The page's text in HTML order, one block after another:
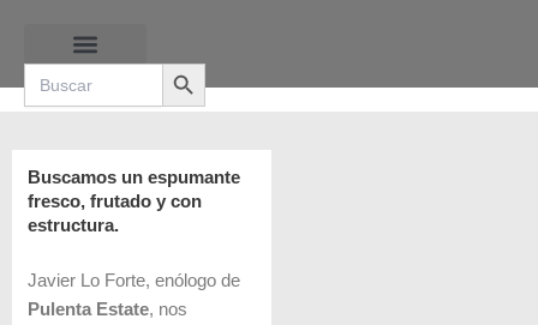
contenido
Search
for:
Search Button
Buscamos un espumante
fresco, frutado y con
estructura.
Javier Lo Forte, enólogo de
Pulenta Estate, nos